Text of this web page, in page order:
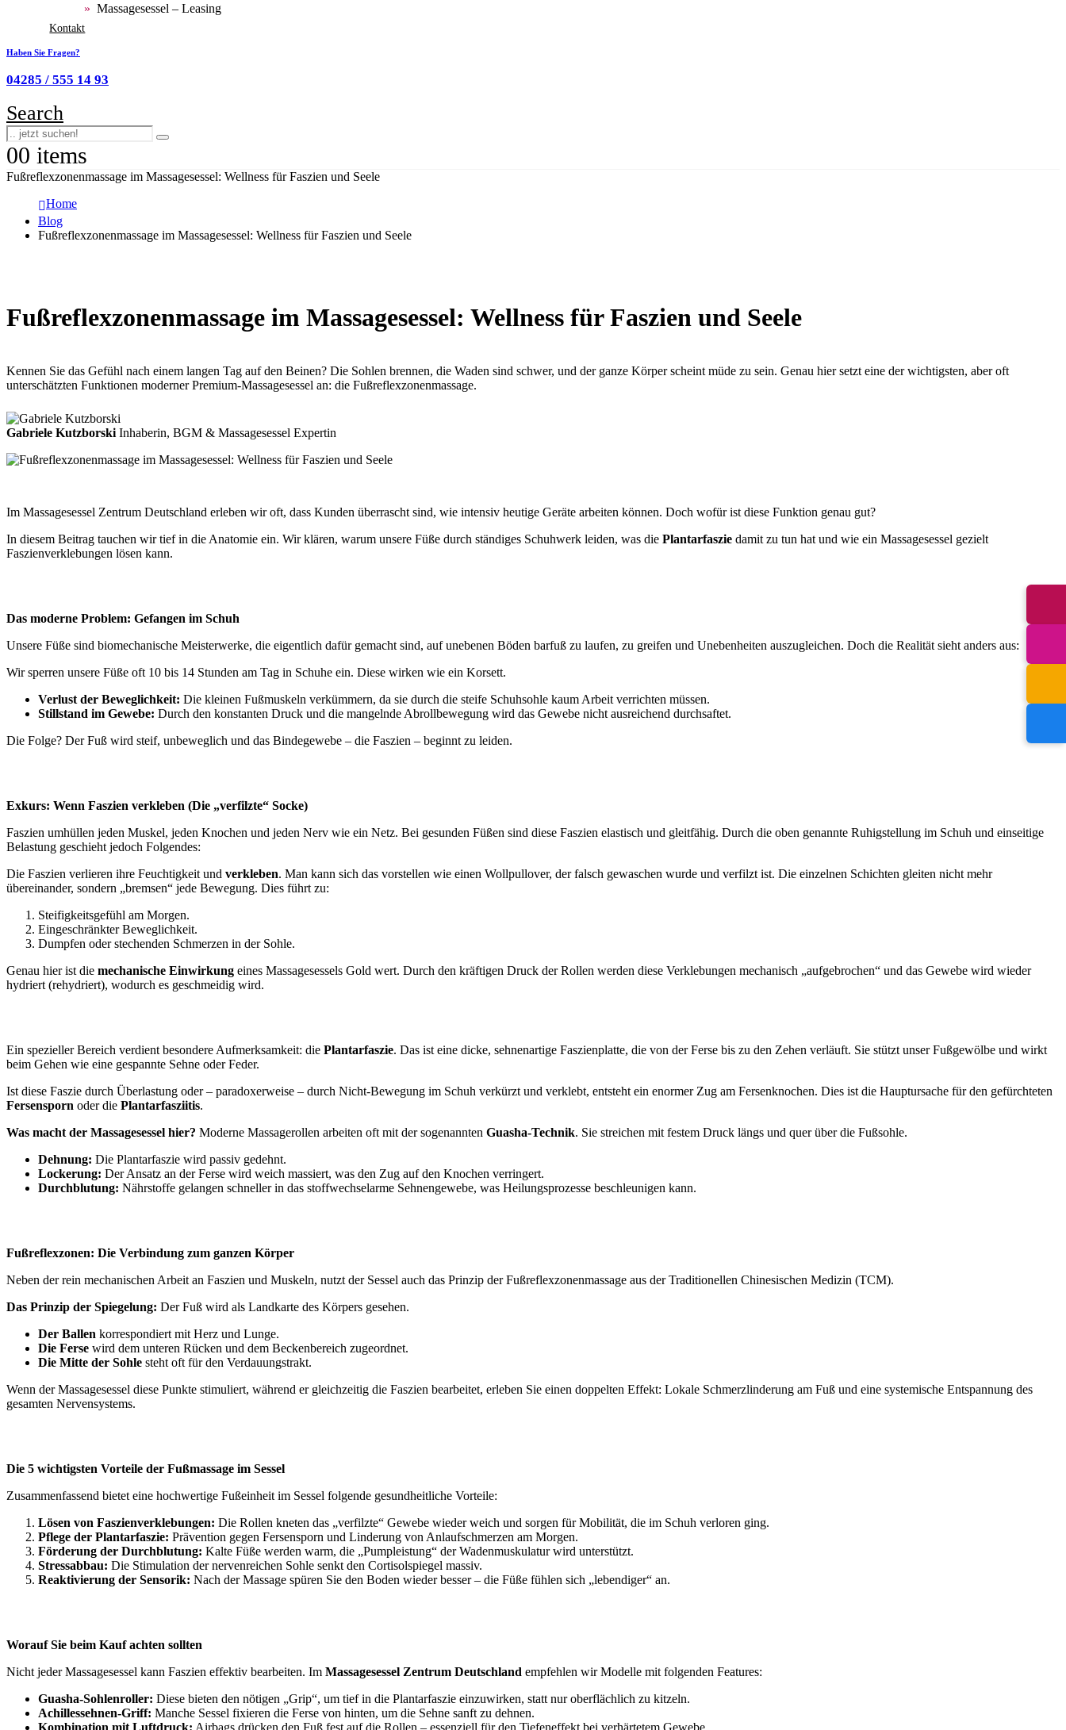
Massagesessel – Leasing
Kontakt
Haben Sie Fragen?
04285 / 555 14 93
Search
00 items
Fußreflexzonenmassage im Massagesessel: Wellness für Faszien und Seele
Home
Blog
Fußreflexzonenmassage im Massagesessel: Wellness für Faszien und Seele
Fußreflexzonenmassage im Massagesessel: Wellness für Faszien und Seele
Kennen Sie das Gefühl nach einem langen Tag auf den Beinen? Die Sohlen brennen, die Waden sind schwer, und der ganze Körper scheint müde zu sein. Genau hier setzt eine der wichtigsten, aber oft
unterschätzten Funktionen moderner Premium-Massagesessel an: die Fußreflexzonenmassage.
Gabriele Kutzborski Inhaberin, BGM & Massagesessel Expertin
Im Massagesessel Zentrum Deutschland erleben wir oft, dass Kunden überrascht sind, wie intensiv heutige Geräte arbeiten können. Doch wofür ist diese Funktion genau gut?
In diesem Beitrag tauchen wir tief in die Anatomie ein. Wir klären, warum unsere Füße durch ständiges Schuhwerk leiden, was die Plantarfaszie damit zu tun hat und wie ein Massagesessel gezielt
Faszienverklebungen lösen kann.
Das moderne Problem: Gefangen im Schuh
Unsere Füße sind biomechanische Meisterwerke, die eigentlich dafür gemacht sind, auf unebenen Böden barfuß zu laufen, zu greifen und Unebenheiten auszugleichen. Doch die Realität sieht anders aus:
Wir sperren unsere Füße oft 10 bis 14 Stunden am Tag in Schuhe ein. Diese wirken wie ein Korsett.
Verlust der Beweglichkeit: Die kleinen Fußmuskeln verkümmern, da sie durch die steife Schuhsohle kaum Arbeit verrichten müssen.
Stillstand im Gewebe: Durch den konstanten Druck und die mangelnde Abrollbewegung wird das Gewebe nicht ausreichend durchsaftet.
Die Folge? Der Fuß wird steif, unbeweglich und das Bindegewebe – die Faszien – beginnt zu leiden.
Exkurs: Wenn Faszien verkleben (Die „verfilzte“ Socke)
Faszien umhüllen jeden Muskel, jeden Knochen und jeden Nerv wie ein Netz. Bei gesunden Füßen sind diese Faszien elastisch und gleitfähig. Durch die oben genannte Ruhigstellung im Schuh und einseitige
Belastung geschieht jedoch Folgendes:
Die Faszien verlieren ihre Feuchtigkeit und verkleben. Man kann sich das vorstellen wie einen Wollpullover, der falsch gewaschen wurde und verfilzt ist. Die einzelnen Schichten gleiten nicht mehr
übereinander, sondern „bremsen“ jede Bewegung. Dies führt zu:
Steifigkeitsgefühl am Morgen.
Eingeschränkter Beweglichkeit.
Dumpfen oder stechenden Schmerzen in der Sohle.
Genau hier ist die mechanische Einwirkung eines Massagesessels Gold wert. Durch den kräftigen Druck der Rollen werden diese Verklebungen mechanisch „aufgebrochen“ und das Gewebe wird wieder
hydriert (rehydriert), wodurch es geschmeidig wird.
Ein spezieller Bereich verdient besondere Aufmerksamkeit: die Plantarfaszie. Das ist eine dicke, sehnenartige Faszienplatte, die von der Ferse bis zu den Zehen verläuft. Sie stützt unser Fußgewölbe und wirkt
beim Gehen wie eine gespannte Sehne oder Feder.
Ist diese Faszie durch Überlastung oder – paradoxerweise – durch Nicht-Bewegung im Schuh verkürzt und verklebt, entsteht ein enormer Zug am Fersenknochen. Dies ist die Hauptursache für den gefürchteten
Fersensporn oder die Plantarfasziitis.
Was macht der Massagesessel hier? Moderne Massagerollen arbeiten oft mit der sogenannten Guasha-Technik. Sie streichen mit festem Druck längs und quer über die Fußsohle.
Dehnung: Die Plantarfaszie wird passiv gedehnt.
Lockerung: Der Ansatz an der Ferse wird weich massiert, was den Zug auf den Knochen verringert.
Durchblutung: Nährstoffe gelangen schneller in das stoffwechselarme Sehnengewebe, was Heilungsprozesse beschleunigen kann.
Fußreflexzonen: Die Verbindung zum ganzen Körper
Neben der rein mechanischen Arbeit an Faszien und Muskeln, nutzt der Sessel auch das Prinzip der Fußreflexzonenmassage aus der Traditionellen Chinesischen Medizin (TCM).
Das Prinzip der Spiegelung: Der Fuß wird als Landkarte des Körpers gesehen.
Der Ballen korrespondiert mit Herz und Lunge.
Die Ferse wird dem unteren Rücken und dem Beckenbereich zugeordnet.
Die Mitte der Sohle steht oft für den Verdauungstrakt.
Wenn der Massagesessel diese Punkte stimuliert, während er gleichzeitig die Faszien bearbeitet, erleben Sie einen doppelten Effekt: Lokale Schmerzlinderung am Fuß und eine systemische Entspannung des
gesamten Nervensystems.
Die 5 wichtigsten Vorteile der Fußmassage im Sessel
Zusammenfassend bietet eine hochwertige Fußeinheit im Sessel folgende gesundheitliche Vorteile:
Lösen von Faszienverklebungen: Die Rollen kneten das „verfilzte“ Gewebe wieder weich und sorgen für Mobilität, die im Schuh verloren ging.
Pflege der Plantarfaszie: Prävention gegen Fersensporn und Linderung von Anlaufschmerzen am Morgen.
Förderung der Durchblutung: Kalte Füße werden warm, die „Pumpleistung“ der Wadenmuskulatur wird unterstützt.
Stressabbau: Die Stimulation der nervenreichen Sohle senkt den Cortisolspiegel massiv.
Reaktivierung der Sensorik: Nach der Massage spüren Sie den Boden wieder besser – die Füße fühlen sich „lebendiger“ an.
Worauf Sie beim Kauf achten sollten
Nicht jeder Massagesessel kann Faszien effektiv bearbeiten. Im Massagesessel Zentrum Deutschland empfehlen wir Modelle mit folgenden Features:
Guasha-Sohlenroller: Diese bieten den nötigen „Grip“, um tief in die Plantarfaszie einzuwirken, statt nur oberflächlich zu kitzeln.
Achillessehnen-Griff: Manche Sessel fixieren die Ferse von hinten, um die Sehne sanft zu dehnen.
Kombination mit Luftdruck: Airbags drücken den Fuß fest auf die Rollen – essenziell für den Tiefeneffekt bei verhärtetem Gewebe.